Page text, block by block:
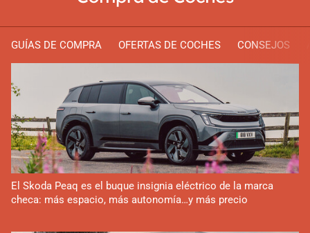
GUÍAS DE COMPRA OFERTAS DE COCHES CONSEJOS
El Skoda Peaq es el buque insignia eléctrico de la marca
checa: más espacio, más autonomía…y más precio